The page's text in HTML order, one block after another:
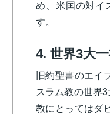
め、米国の対イ
す。
4. 世界3大
旧約聖書のエイ
スラム教の世界
教にとってはダ